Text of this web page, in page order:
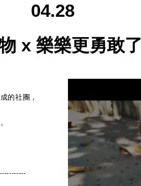
04.28
x 樂樂更勇敢了
的社團，